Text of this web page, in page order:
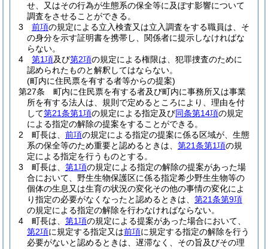
せ、又はその行為が生態系の保全等に及ぼす影響について
調査をさせることができる。
3
前項の規定による立入検査又は立入調査をする職員は、そ
の身分を示す証明書を携帯し、関係者に提示しなければな
らない。
4
第1項及び第2項の規定による権限は、犯罪捜査のために
認められたものと解釈してはならない。
(町内に住民票を有する者等からの提案)
第27条
町内に住民票を有する者及び町内に事務所又は事業
所を有する法人は、規則で定めるところにより、理由を付
して第21条第1項の規定による指定及び同条第14項の規定
による指定の解除の提案をすることができる。
2
町長は、 前項の規定による指定の提案に係る区域が、生態
系の保全等のため重要と認めるときは、 第21条第1項の規
定による指定を行うものとする。
3
町長は、 第1項の規定による指定の解除の提案があった場
合において、野生生物保護区に係る指定希少野生生物等の
個体の生息又は生育の状況の変化その他の事情の変化によ
り指定の必要がなくなったと認めるときは、 第21条第9項
の規定による指定の解除を行わなければならない。
4
町長は、 第1項の規定による提案があった場合において、
第2項に規定する指定又は前項に規定する指定の解除を行う
必要がないと認めるときは、遅滞なく、その旨及びその理